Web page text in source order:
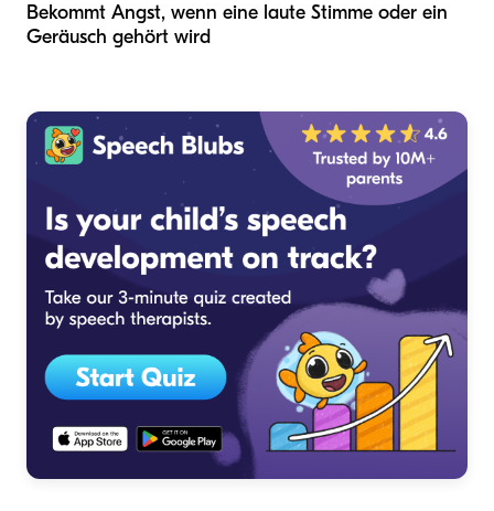
Bekommt Angst, wenn eine laute Stimme oder ein
Geräusch gehört wird